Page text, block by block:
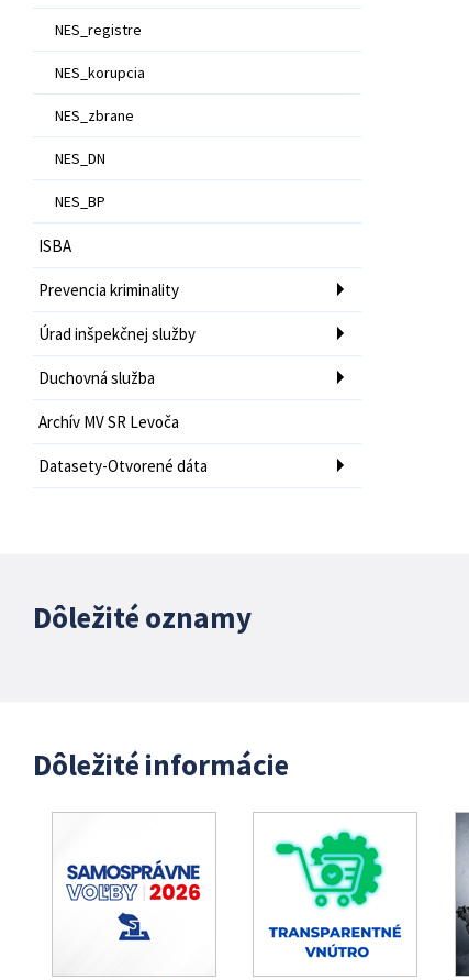
NES_registre
NES_korupcia
NES_zbrane
NES_DN
NES_BP
ISBA
Prevencia kriminality
Úrad inšpekčnej služby
Duchovná služba
Archív MV SR Levoča
Datasety-Otvorené dáta
Dôležité oznamy
Dôležité informácie